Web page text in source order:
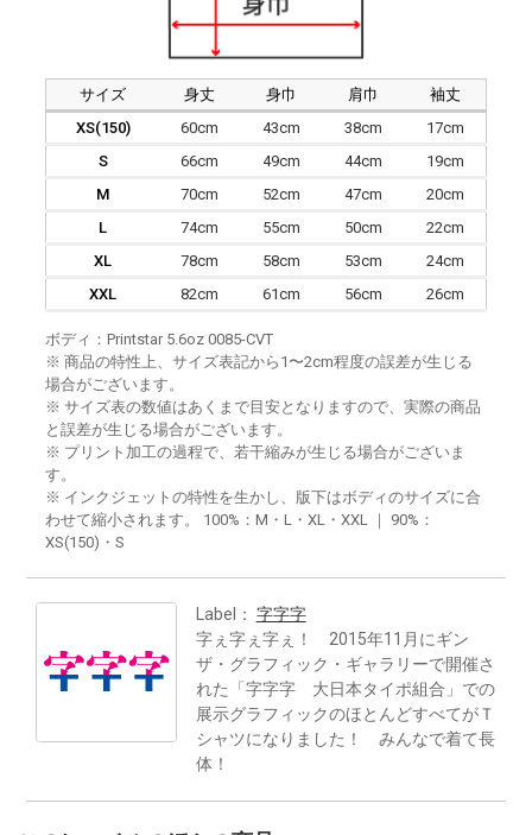
サイズ 身丈 身巾 肩巾
袖丈
XS(150)
60cm 43cm 38cm
17cm
S
66cm 49cm 44cm
19cm
M
70cm 52cm 47cm
20cm
L
74cm 55cm 50cm
22cm
XL
78cm 58cm 53cm
24cm
XXL
82cm 61cm 56cm 26cm
ボディ：Printstar 5.6oz 0085-CVT
※ 商品の特性上、サイズ表記から1〜2cm程度の誤差が生じる
場合がございます。
※ サイズ表の数値はあくまで目安となりますので、実際の商品
と誤差が生じる場合がございます。
※ プリント加工の過程で、若干縮みが生じる場合がございま
す。
※ インクジェットの特性を生かし、版下はボディのサイズに合
わせて縮小されます。 100%：M・L・XL・XXL ｜ 90%：
XS(150)・S
Label： 字字字
字ぇ字ぇ字ぇ！ 2015年11月にギン
ザ・グラフィック・ギャラリーで開催さ
れた「字字字 大日本タイポ組合」での
展示グラフィックのほとんどすべてがＴ
シャツになりました！ みんなで着て長
体！